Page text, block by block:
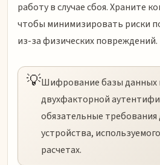
работу в случае сбоя. Храните
чтобы минимизировать риски
из-за физических повреждений.
💡Шифрование базы данных
двухфакторной
обязательные требования
устройства,
расчетах.